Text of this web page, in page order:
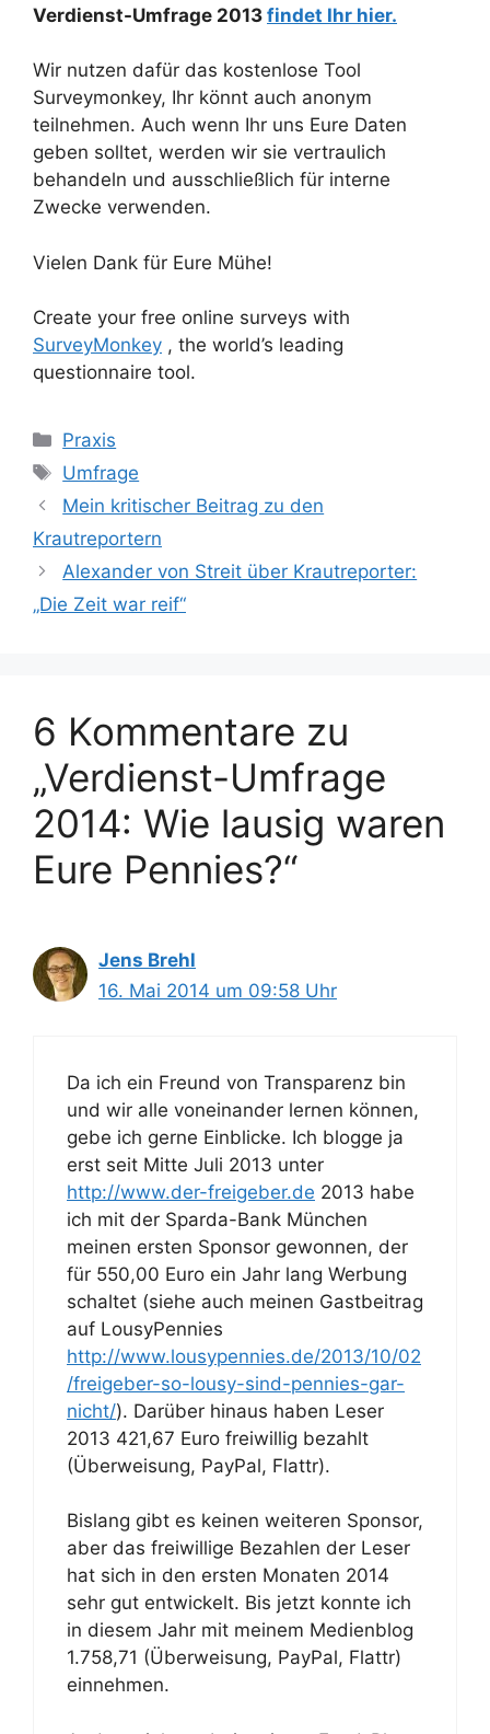
Verdienst-Umfrage 2013 findet Ihr hier.
Wir nutzen dafür das kostenlose Tool
Surveymonkey, Ihr könnt auch anonym
teilnehmen. Auch wenn Ihr uns Eure Daten
geben solltet, werden wir sie vertraulich
behandeln und ausschließlich für interne
Zwecke verwenden.
Vielen Dank für Eure Mühe!
Create your free online surveys with
SurveyMonkey , the world’s leading
questionnaire tool.
Kategorien
Praxis
Schlagwörter
Umfrage
Mein kritischer Beitrag zu den
Krautreportern
Alexander von Streit über Krautreporter:
„Die Zeit war reif“
6 Kommentare zu
„Verdienst-Umfrage
2014: Wie lausig waren
Eure Pennies?“
Jens Brehl
16. Mai 2014 um 09:58 Uhr
Da ich ein Freund von Transparenz bin
und wir alle voneinander lernen können,
gebe ich gerne Einblicke. Ich blogge ja
erst seit Mitte Juli 2013 unter
http://www.der-freigeber.de 2013 habe
ich mit der Sparda-Bank München
meinen ersten Sponsor gewonnen, der
für 550,00 Euro ein Jahr lang Werbung
schaltet (siehe auch meinen Gastbeitrag
auf LousyPennies
http://www.lousypennies.de/2013/10/02
/freigeber-so-lousy-sind-pennies-gar-
nicht/). Darüber hinaus haben Leser
2013 421,67 Euro freiwillig bezahlt
(Überweisung, PayPal, Flattr).
Bislang gibt es keinen weiteren Sponsor,
aber das freiwillige Bezahlen der Leser
hat sich in den ersten Monaten 2014
sehr gut entwickelt. Bis jetzt konnte ich
in diesem Jahr mit meinem Medienblog
1.758,71 (Überweisung, PayPal, Flattr)
einnehmen.